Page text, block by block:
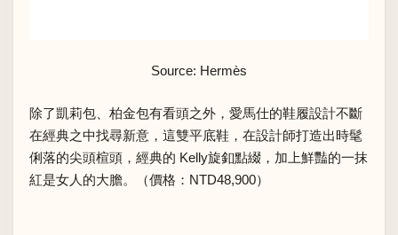
Source: Hermès
除了凱莉包、柏金包有看頭之外，愛馬仕的鞋履設計不斷
在經典之中找尋新意，這雙平底鞋，在設計師打造出時髦
俐落的尖頭楦頭，經典的 Kelly旋釦點綴，加上鮮豔的一抹
紅是女人的大膽。（價格：NTD48,900）